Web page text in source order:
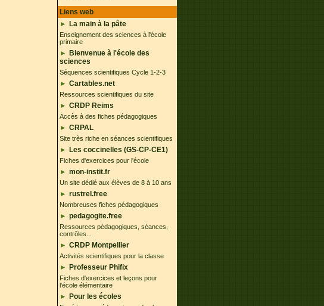
Liens web
La main à la pâte
Enseignement des sciences à l'école
primaire
Bienvenue à l'école des
sciences
Séquences scientifiques Cycle 1-2-3
Cartables.net
Ressources scientifiques du site
CRDP Reims
Accès à des fiches pédagogiques
CRPAL
Site très riche en séances scientifiques
Les coccinelles (GS-CP-CE1)
Fiches d'exercices pour l'école
mon-instit.fr
Un site dédié aux élèves de 8 à 10 ans
rustrel.free
Nombreuses fiches pédagogiques
pedagogite.free
Ressources pédagogiques, séances,
contrôles...
CRDP Montpellier
Activités scientifiques pour la classe
Professeur Phifix
Fiches d'exercices et leçons pour
l'école élémentaire
Pour les écoles